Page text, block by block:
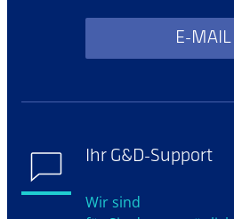
E-MAIL
Ihr G&D-Support
Wir sind